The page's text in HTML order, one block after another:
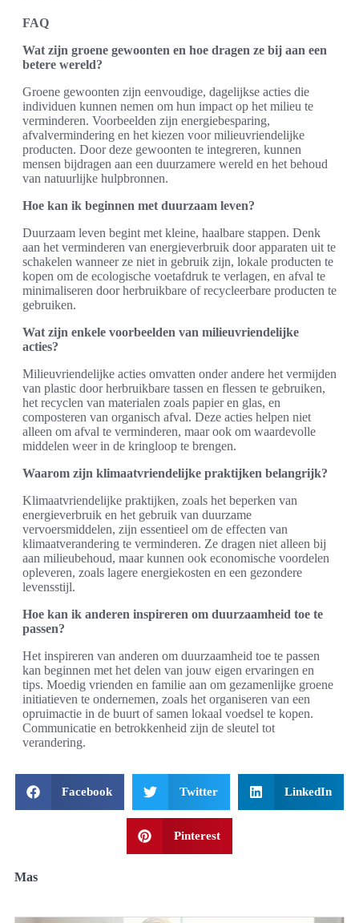
FAQ
Wat zijn groene gewoonten en hoe dragen ze bij aan een
betere wereld?
Groene gewoonten zijn eenvoudige, dagelijkse acties die
individuen kunnen nemen om hun impact op het milieu te
verminderen. Voorbeelden zijn energiebesparing,
afvalvermindering en het kiezen voor milieuvriendelijke
producten. Door deze gewoonten te integreren, kunnen
mensen bijdragen aan een duurzamere wereld en het behoud
van natuurlijke hulpbronnen.
Hoe kan ik beginnen met duurzaam leven?
Duurzaam leven begint met kleine, haalbare stappen. Denk
aan het verminderen van energieverbruik door apparaten uit te
schakelen wanneer ze niet in gebruik zijn, lokale producten te
kopen om de ecologische voetafdruk te verlagen, en afval te
minimaliseren door herbruikbare of recycleerbare producten te
gebruiken.
Wat zijn enkele voorbeelden van milieuvriendelijke
acties?
Milieuvriendelijke acties omvatten onder andere het vermijden
van plastic door herbruikbare tassen en flessen te gebruiken,
het recyclen van materialen zoals papier en glas, en
composteren van organisch afval. Deze acties helpen niet
alleen om afval te verminderen, maar ook om waardevolle
middelen weer in de kringloop te brengen.
Waarom zijn klimaatvriendelijke praktijken belangrijk?
Klimaatvriendelijke praktijken, zoals het beperken van
energieverbruik en het gebruik van duurzame
vervoersmiddelen, zijn essentieel om de effecten van
klimaatverandering te verminderen. Ze dragen niet alleen bij
aan milieubehoud, maar kunnen ook economische voordelen
opleveren, zoals lagere energiekosten en een gezondere
levensstijl.
Hoe kan ik anderen inspireren om duurzaamheid toe te
passen?
Het inspireren van anderen om duurzaamheid toe te passen
kan beginnen met het delen van jouw eigen ervaringen en
tips. Moedig vrienden en familie aan om gezamenlijke groene
initiatieven te ondernemen, zoals het organiseren van een
opruimactie in de buurt of samen lokaal voedsel te kopen.
Communicatie en betrokkenheid zijn de sleutel tot
verandering.
Facebook Twitter LinkedIn
Pinterest
Mas